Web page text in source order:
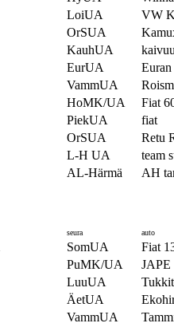
LoiUA
VW
OrSUA
KauhUA
EurUA
VammUA
HoMK/UA
Fiat
PiekUA
fiat
OrSUA
Retu
L-H UA
team
AL-Härmä
AH
seura auto
SomUA
Fiat
PuMK/UA
JAPE
LuuUA
ÄetUA
VammUA